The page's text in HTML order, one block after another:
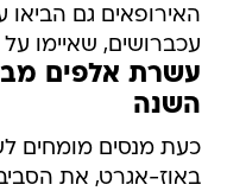
האירופאים גם הביאו
עכברושים, שאיימו על
עשרת אלפים
השנה
כעת מנסים מומחים
באוז-אגרט, את